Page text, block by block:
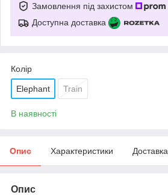
Замовлення під захистом
Доступна доставка
Колір
Elephant Train
В наявності
Опис Характеристики Доставка
Опис